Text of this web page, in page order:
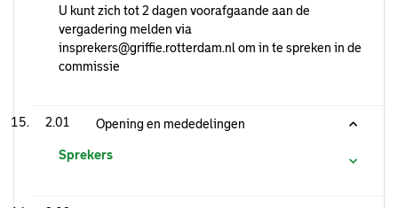
U kunt zich tot 2 dagen voorafgaande aan de
vergadering melden via
insprekers@griffie.rotterdam.nl om in te spreken in de
commissie
2.01 Opening en mededelingen
Sprekers